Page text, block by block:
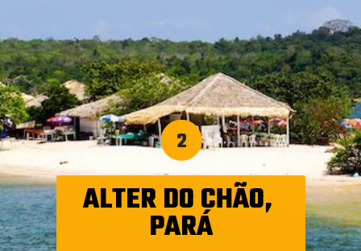
ALTER DO CHÃO,
PARÁ
2